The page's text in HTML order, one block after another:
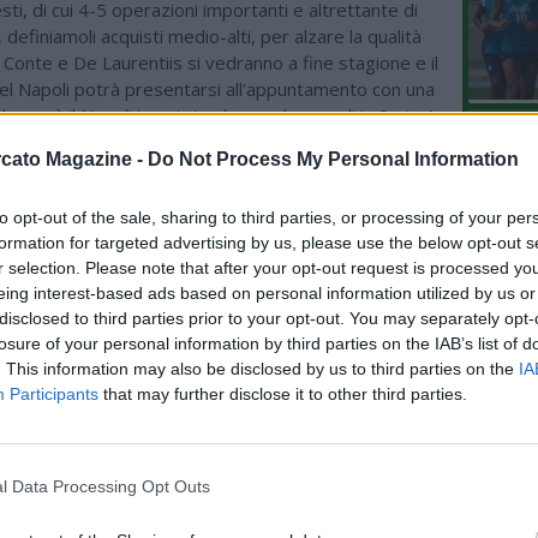
Magazine - Do Not Process My Personal Information
opt-out of the sale, sharing to third parties, or processing of your
for targeted advertising by us, please use the below opt-out
selection. Please note that after your opt-out request is processed
interest-based ads based on personal information utilized by us
to third parties prior to your opt-out. You may separately
of your personal information by third parties on the IAB’s list of
This information may also be disclosed by us to third parties on the
Participants that may further disclose it to other third parties.
Data Processing Opt Outs
di cui 4-5 operazioni importanti e altrettante di
acquisti medio-alti, per alzare la qualità
e De Laurentiis si vedranno a fine stagione e il
Napoli potrà presentarsi all'appuntamento con una
avrà il Napoli in estate che non ha eguali in Serie A.
incassati per Kvara, i 75 che dovrebbero arrivare
milioni che verranno garantiti dai diritti tv, oltre ai
riscatti di elementi fuori dai piani del club
Cajuste, Natan,Zerbin eCaprile ) e altrettanti
dai possibili partenti di questo Napoli
,Raspadori,Rafa Marin). Morale della favola
Una parte andrà a copertura del fondo di riserva
parte servirà per il centro sportivo ma una larga
impiegata per il mercato, una cifra tra i 150 e i
non ha gradito che a gennaio sia stato
e che non sia arrivato praticamente nessuno per
del